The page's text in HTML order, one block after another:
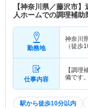
【神奈川県／藤沢市
人ホームでの調理補助
勤務地
神奈川
（徒歩
仕事内容
【調理
備です
駅から徒歩10分以内